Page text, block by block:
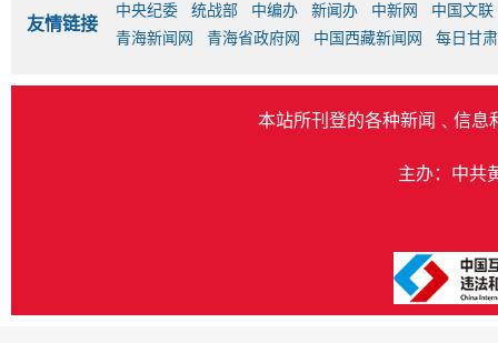
友情链接
中央纪委 统战部 中编办 新闻办 中新网
中国文联
青海新闻网
青海省政府网 中国西藏新闻网 每日甘
本站所刊登的各种新闻﹑信息
主办：中共